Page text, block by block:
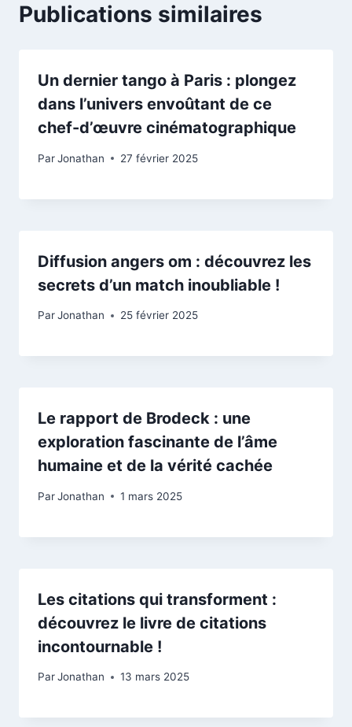
Publications similaires
Un dernier tango à Paris : plongez
dans l’univers envoûtant de ce
chef-d’œuvre cinématographique
ParJonathan 27 février 2025
Diffusion angers om : découvrez les
secrets d’un match inoubliable !
ParJonathan 25 février 2025
Le rapport de Brodeck : une
exploration fascinante de l’âme
humaine et de la vérité cachée
ParJonathan 1 mars 2025
Les citations qui transforment :
découvrez le livre de citations
incontournable !
ParJonathan 13 mars 2025